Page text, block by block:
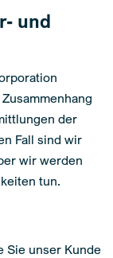
und
der
Fall sind wir
wir werden
tun.
Sie unser Kunde